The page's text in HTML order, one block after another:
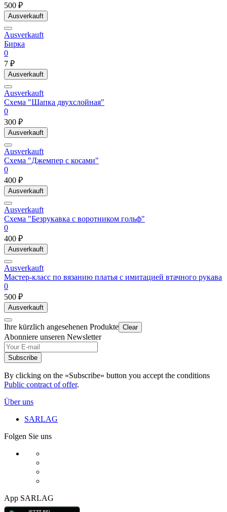
500 ₽
Ausverkauft
Ausverkauft
Бирка
0
7 ₽
Ausverkauft
Ausverkauft
Схема "Шапка двухслойная"
0
300 ₽
Ausverkauft
Ausverkauft
Схема "Джемпер с косами"
0
400 ₽
Ausverkauft
Ausverkauft
Схема "Безрукавка с воротником гольф"
0
400 ₽
Ausverkauft
Ausverkauft
Мастер-класс по вязанию платья с имитацией втачного рукава
0
500 ₽
Ausverkauft
Ihre kürzlich angesehenen Produkte Clear
Abonniere unseren Newsletter
Subscribe
By clicking on the «Subscribe» button you accept the conditions
Public contract of offer.
Über uns
SARLAG
Folgen Sie uns
App SARLAG